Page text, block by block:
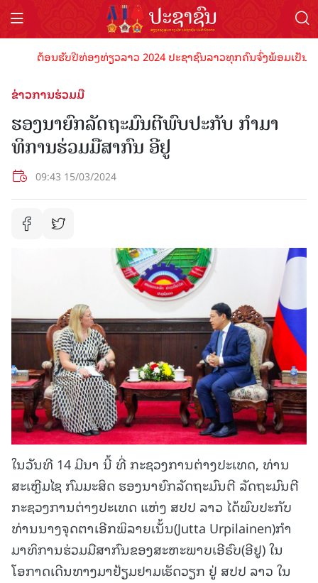
ຕ້ອນຮັບປີທ່ອງທ່ຽວລາວ 2024 ປະຊາຊົນລາວທຸກຄົນຈົ່ງພ້ອມເປັນເ
ຂ່າວການຮ່ວມມື
ຮອງນາຍົກລັດຖະມົນຕີພົບປະກັບ ກໍາມາ
ທິການຮ່ວມມືສາກົນ ອີຢູ
09:43 15/03/2024
ໃນວັນທີ 14 ມີນາ ນີ້ ທີ່ ກະຊວງການຕ່າງປະເທດ, ທ່ານ
ສະເຫຼີມໄຊ ກົມມະສິດ ຮອງນາຍົກລັດຖະມົນຕີ ລັດຖະມົນຕີ
ກະຊວງການຕ່າງປະເທດ ແຫ່ງ ສປປ ລາວ ໄດ້ພົບປະກັບ
ທ່ານນາງຈຸດຕາເອີກພິລາຍເນັ້ນ(Jutta Urpilainen)ກໍາ
ມາທິການຮ່ວມມືສາກົນຂອງສະຫະພາບເອີຣົບ(ອີຢູ) ໃນ
ໂອກາດເດີນທາງມາຢ້ຽມຢາມເຮັດວຽກ ຢູ່ ສປປ ລາວ ໃນ